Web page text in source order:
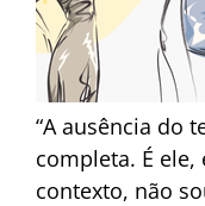
“A ausência do
completa. É
contexto, não